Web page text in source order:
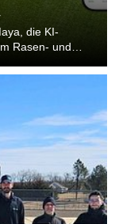
die KI-
Rasen- und
bündelt